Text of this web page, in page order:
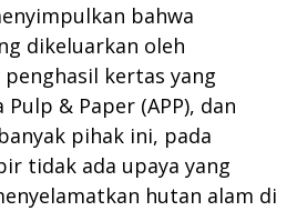
bahwa
dikeluarkan oleh
kertas yang
& Paper (APP), dan
pihak ini, pada
tidak ada upaya yang
hutan alam di